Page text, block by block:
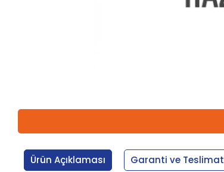
Ürün Açıklaması Garanti ve Teslimat